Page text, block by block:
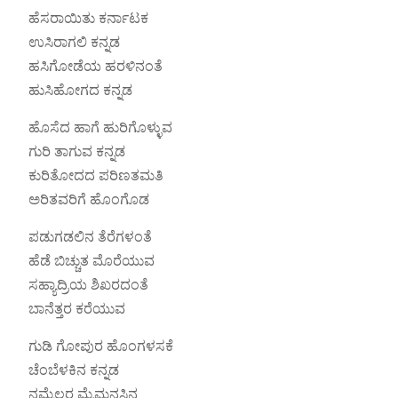
ಹೆಸರಾಯಿತು ಕರ್ನಾಟಕ
ಉಸಿರಾಗಲಿ ಕನ್ನಡ
ಹಸಿಗೋಡೆಯ ಹರಳಿನಂತೆ
ಹುಸಿಹೋಗದ ಕನ್ನಡ
ಹೊಸೆದ ಹಾಗೆ ಹುರಿಗೊಳ್ಳುವ
ಗುರಿ ತಾಗುವ ಕನ್ನಡ
ಕುರಿತೋದದ ಪರಿಣತಮತಿ
ಅರಿತವರಿಗೆ ಹೊಂಗೊಡ
ಪಡುಗಡಲಿನ ತೆರೆಗಳಂತೆ
ಹೆಡೆ ಬಿಚ್ಚುತ ಮೊರೆಯುವ
ಸಹ್ಯಾದ್ರಿಯ ಶಿಖರದಂತೆ
ಬಾನೆತ್ತರ ಕರೆಯುವ
ಗುಡಿ ಗೋಪುರ ಹೊಂಗಳಸಕೆ
ಚೆಂಬೆಳಕಿನ ಕನ್ನಡ
ನಮ್ಮೆಲ್ಲರ ಮೈಮನಸಿನ